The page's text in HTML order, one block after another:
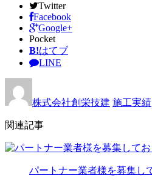
Twitter
Facebook
Google+
Pocket
B!はてブ
LINE
株式会社創栄技建 施工実績
関連記事
パートナー業者様を募集し